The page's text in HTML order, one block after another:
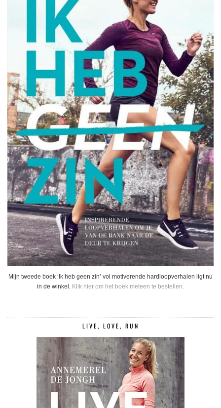
Mijn tweede boek ‘Ik heb geen zin’ vol motiverende hardloopverhalen ligt nu
in de winkel. Klik hier om het boek meteen te bestellen.
LIVE, LOVE, RUN